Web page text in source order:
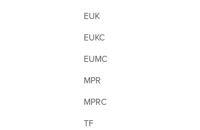
EUK
EUKC
EUMC
MPR
MPRC
TF